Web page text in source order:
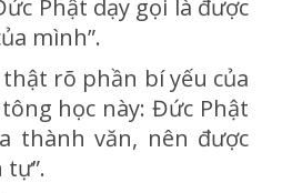
Phật dạy gọi là được
mình”.
rõ phần bí yếu của
học này: Đức Phật
thành văn, nên được
tự”.